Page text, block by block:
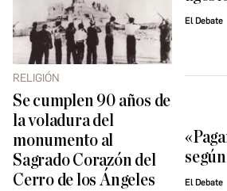
RELIGIÓN
Se cumplen 90 años de
la voladura del
monumento al
Sagrado Corazón del
Cerro de los Ángeles
El Debate
El Debate